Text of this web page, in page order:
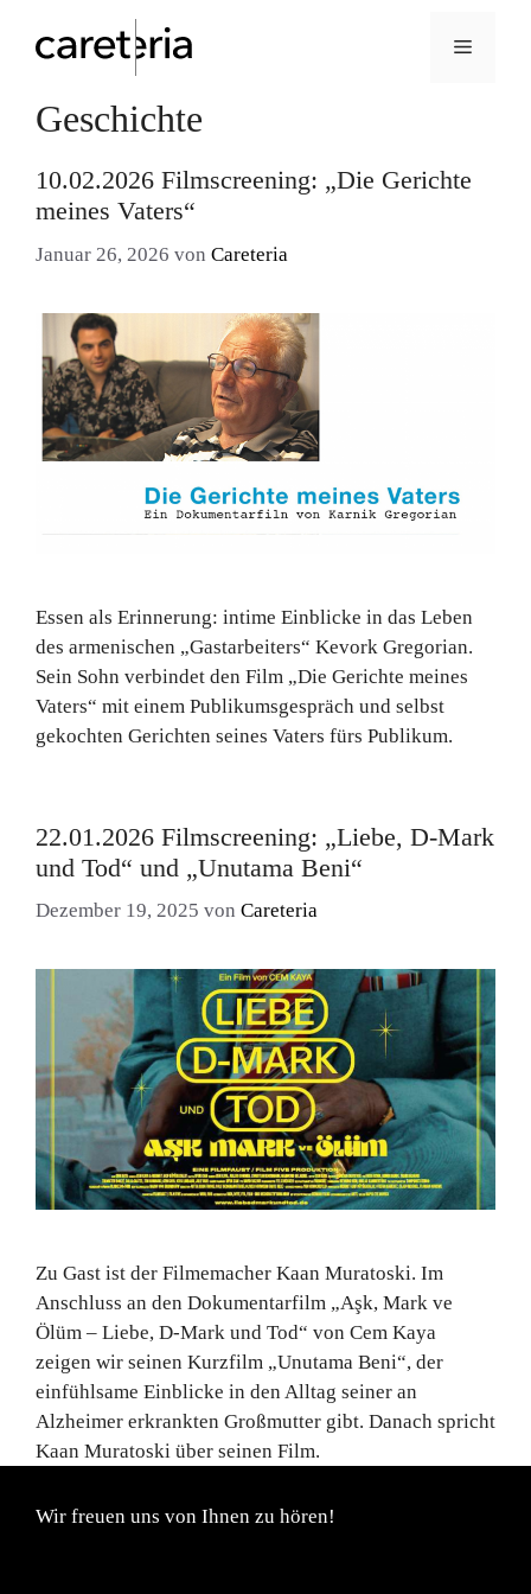
Inhalt
springen
Menü
Geschichte
10.02.2026 Filmscreening: „Die Gerichte
meines Vaters“
Januar 26, 2026 von Careteria
Essen als Erinnerung: intime Einblicke in das Leben
des armenischen „Gastarbeiters“ Kevork Gregorian.
Sein Sohn verbindet den Film „Die Gerichte meines
Vaters“ mit einem Publikumsgespräch und selbst
gekochten Gerichten seines Vaters fürs Publikum.
22.01.2026 Filmscreening: „Liebe, D-Mark
und Tod“ und „Unutama Beni“
Dezember 19, 2025 von Careteria
Zu Gast ist der Filmemacher Kaan Muratoski. Im
Anschluss an den Dokumentarfilm „Aşk, Mark ve
Ölüm – Liebe, D-Mark und Tod“ von Cem Kaya
zeigen wir seinen Kurzfilm „Unutama Beni“, der
einfühlsame Einblicke in den Alltag seiner an
Alzheimer erkrankten Großmutter gibt. Danach spricht
Kaan Muratoski über seinen Film.
Wir freuen uns von Ihnen zu hören!